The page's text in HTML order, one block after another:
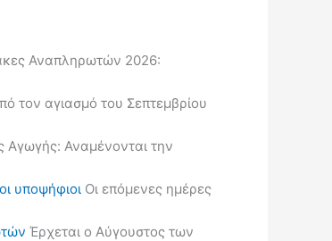
Αναπληρωτών 2026:
τον αγιασμό του Σεπτεμβρίου
Αγωγής: Αναμένονται την
υποψήφιοι Οι επόμενες ημέρες
Έρχεται ο Αύγουστος των